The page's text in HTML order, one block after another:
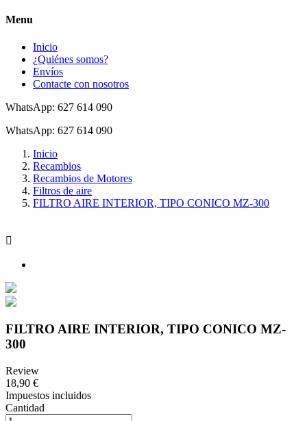
Menu
Inicio
¿Quiénes somos?
Envíos
Contacte con nosotros
WhatsApp: 627 614 090
WhatsApp: 627 614 090
Inicio
Recambios
Recambios de Motores
Filtros de aire
FILTRO AIRE INTERIOR, TIPO CONICO MZ-300

FILTRO AIRE INTERIOR, TIPO CONICO MZ-
300
Review
18,90 €
Impuestos incluidos
Cantidad